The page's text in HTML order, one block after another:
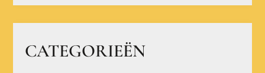
CATEGORIEËN